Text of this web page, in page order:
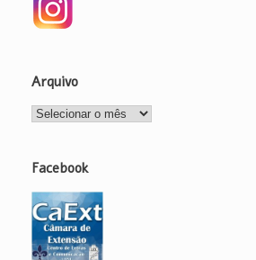
Arquivo
Arquivo
Facebook